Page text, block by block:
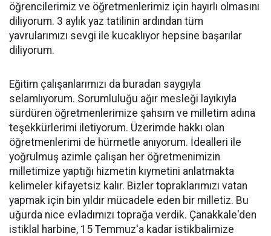
öğrencilerimiz ve öğretmenlerimiz için hayırlı olmasını
diliyorum. 3 aylık yaz tatilinin ardından tüm
yavrularımızı sevgi ile kucaklıyor hepsine başarılar
diliyorum.
Eğitim çalışanlarımızı da buradan saygıyla
selamlıyorum. Sorumluluğu ağır mesleği layıkıyla
sürdüren öğretmenlerimize şahsım ve milletim adına
teşekkürlerimi iletiyorum. Üzerimde hakkı olan
öğretmenlerimi de hürmetle anıyorum. İdealleri ile
yoğrulmuş azimle çalışan her öğretmenimizin
milletimize yaptığı hizmetin kıymetini anlatmakta
kelimeler kifayetsiz kalır. Bizler topraklarımızı vatan
yapmak için bin yıldır mücadele eden bir milletiz. Bu
uğurda nice evladımızı toprağa verdik. Çanakkale'den
istiklal harbine, 15 Temmuz'a kadar istikbalimize